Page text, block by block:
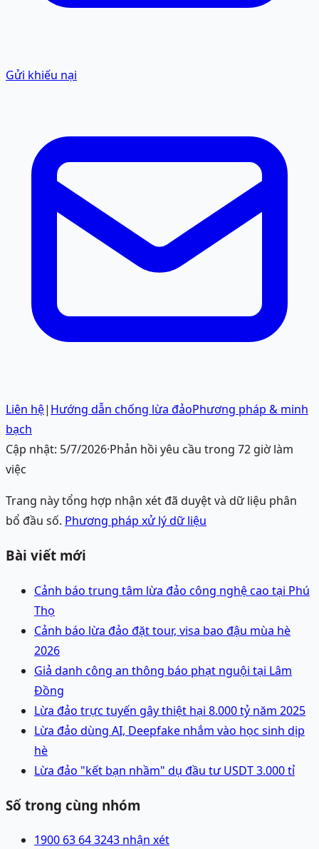
Gửi khiếu nại
Liên hệ| Hướng dẫn chống lừa đảoPhương pháp & minh
bạch
Cập nhật: 5/7/2026·Phản hồi yêu cầu trong 72 giờ làm
việc
Trang này tổng hợp nhận xét đã duyệt và dữ liệu phân
bổ đầu số. Phương pháp xử lý dữ liệu
Bài viết mới
Cảnh báo trung tâm lừa đảo công nghệ cao tại Phú
Thọ
Cảnh báo lừa đảo đặt tour, visa bao đậu mùa hè
2026
Giả danh công an thông báo phạt nguội tại Lâm
Đồng
Lừa đảo trực tuyến gây thiệt hại 8.000 tỷ năm 2025
Lừa đảo dùng AI, Deepfake nhắm vào học sinh dịp
hè
Lừa đảo "kết bạn nhầm" dụ đầu tư USDT 3.000 tỉ
Số trong cùng nhóm
1900 63 64 3243 nhận xét